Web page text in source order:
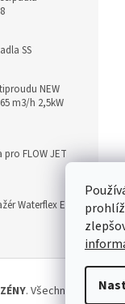
SS
NEW
m3/h 2,5kW
FLOW JET
Waterflex Elly
. Všechna práva